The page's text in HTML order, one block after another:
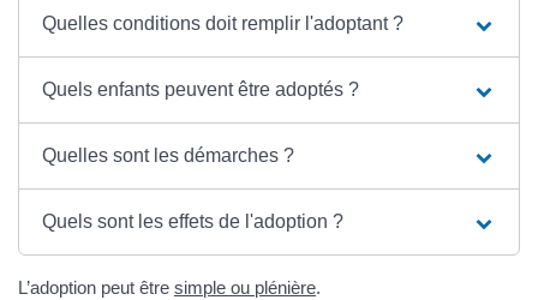
Quelles conditions doit remplir l'adoptant ?
Quels enfants peuvent être adoptés ?
Quelles sont les démarches ?
Quels sont les effets de l'adoption ?
L’adoption peut être simple ou plénière.